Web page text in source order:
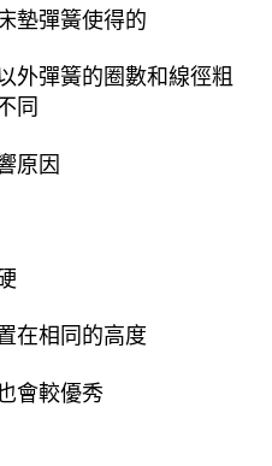
墊彈簧使得的
外彈簧的圈數和線徑粗
同
原因
在相同的高度
會較優秀